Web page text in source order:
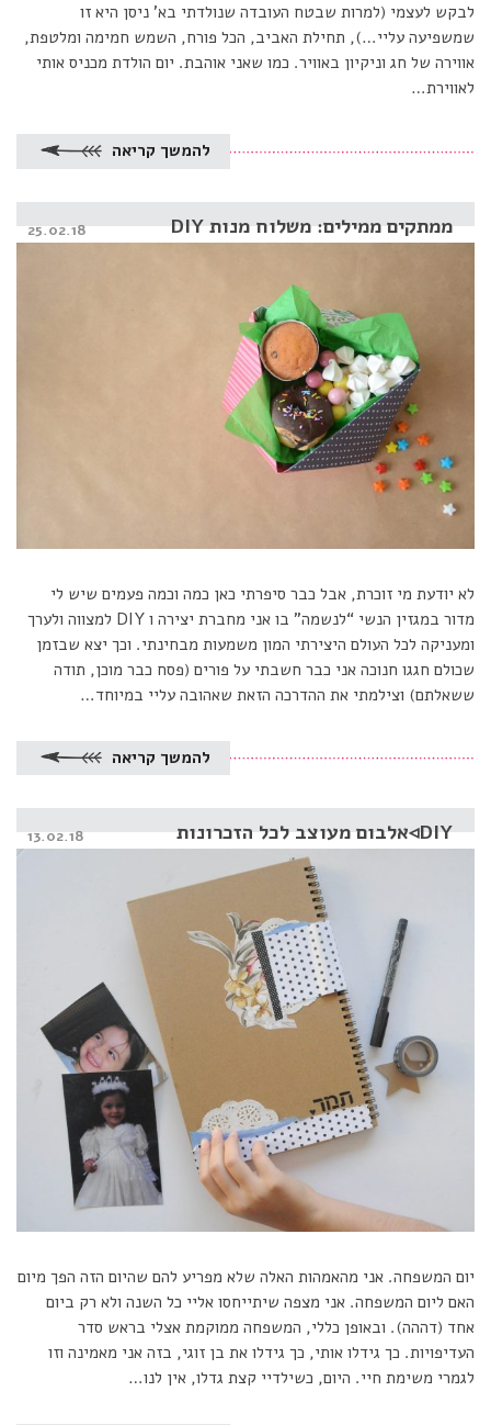
לבקש לעצמי (למרות שבטח העובדה שנולדתי בא’ ניסן היא זו
שמשפיעה עליי…), תחילת האביב, הכל פורח, השמש חמימה ומלטפת,
אווירה של חג וניקיון באוויר. כמו שאני אוהבת. יום הולדת מכניס אותי
לאווירת…
להמשך קריאה
ממתקים ממילים: משלוח מנות DIY Posted
on
25.02.18
לא יודעת מי זוכרת, אבל כבר סיפרתי כאן כמה וכמה פעמים שיש לי
מדור במגזין הנשי “לנשמה” בו אני מחברת יצירה ו DIY למצווה ולערך
ומעניקה לכל העולם היצירתי המון משמעות מבחינתי. וכך יצא שבזמן
שכולם חגגו חנוכה אני כבר חשבתי על פורים (פסח כבר מוכן, תודה
ששאלתם) וצילמתי את ההדרכה הזאת שאהובה עליי במיוחד…
להמשך קריאה
DIY◃אלבום מעוצב לכל הזכרונות Posted
on
13.02.18
יום המשפחה. אני מהאמהות האלה שלא מפריע להם שהיום הזה הפך מיום
האם ליום המשפחה. אני מצפה שיתייחסו אליי כל השנה ולא רק ביום
אחד (דההה). ובאופן כללי, המשפחה ממוקמת אצלי בראש סדר
העדיפויות. כך גידלו אותי, כך גידלו את בן זוגי, בזה אני מאמינה וזו
לגמרי משימת חיי. היום, כשילדיי קצת גדלו, אין לנו…